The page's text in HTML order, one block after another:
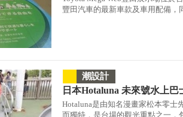
豐田汽車的最新車款及車用配備，
潮設計
日本Hotaluna 未來號水上巴
Hotaluna是由知名漫畫家松本零士
而獨特，是台場的觀光重點之一，